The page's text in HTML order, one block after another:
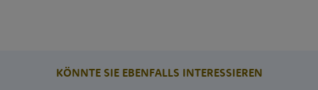
KÖNNTE SIE EBENFALLS INTERESSIEREN